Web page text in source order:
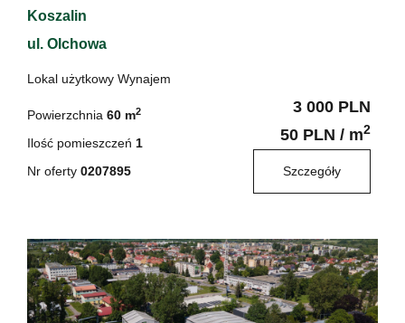
Koszalin
ul. Olchowa
Lokal użytkowy Wynajem
Powierzchnia 60 m2
Ilość pomieszczeń 1
Nr oferty 0207895
3 000 PLN
50 PLN / m2
Szczegóły